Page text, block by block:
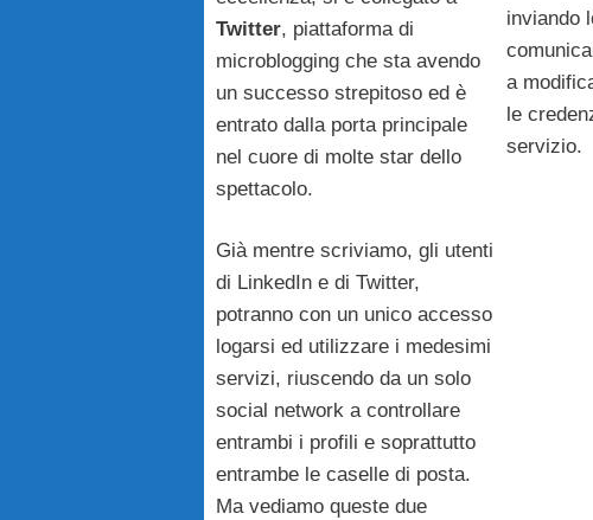
inviando
a
le
servizio.
Twitter, piattaforma di
microblogging che sta avendo
un successo strepitoso ed è
entrato dalla porta principale
nel cuore di molte star dello
spettacolo.
Già mentre scriviamo, gli utenti
di LinkedIn e di Twitter,
potranno con un unico accesso
logarsi ed utilizzare i medesimi
servizi, riuscendo da un solo
social network a controllare
entrambi i profili e soprattutto
entrambe le caselle di posta.
Ma vediamo queste due